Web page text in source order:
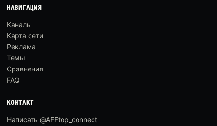
НАВИГАЦИЯ
Каналы
Карта сети
Реклама
Темы
Сравнения
FAQ
КОНТАКТ
Написать @AFFtop_connect